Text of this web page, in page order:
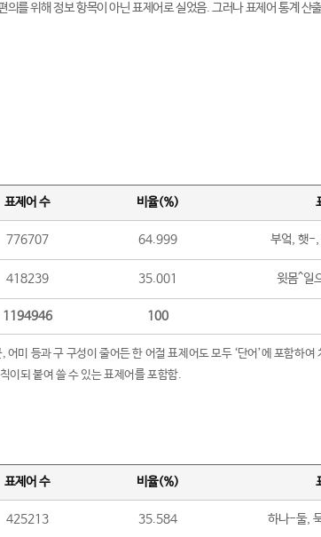
를 위해 정보 항목이 아닌 표제어로 실었음. 그러나 표제어 통계 산
표제어 수 비율(%)
776707 64.999 부엌, 햇-
418239 35.001 윗몸^일
1194946 100
미 등과 구 구성이 줄어든 한 어절 표제어도 모두 ‘단어’에 포함하여
이되 붙여 쓸 수 있는 표제어를 포함함.
표제어 수 비율(%)
425213 35.584 하나-둘,